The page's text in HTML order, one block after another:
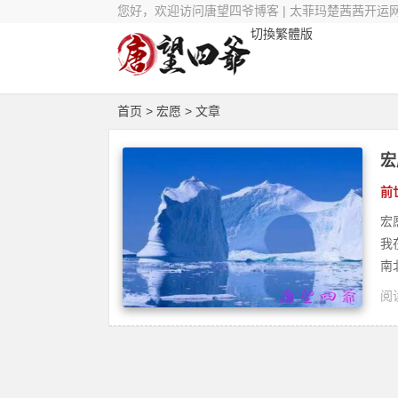
您好，欢迎访问唐望四爷博客 | 太菲玛楚茜茜开运
切換繁體版
首页 > 宏愿 > 文章
前
宏
我
南
阅